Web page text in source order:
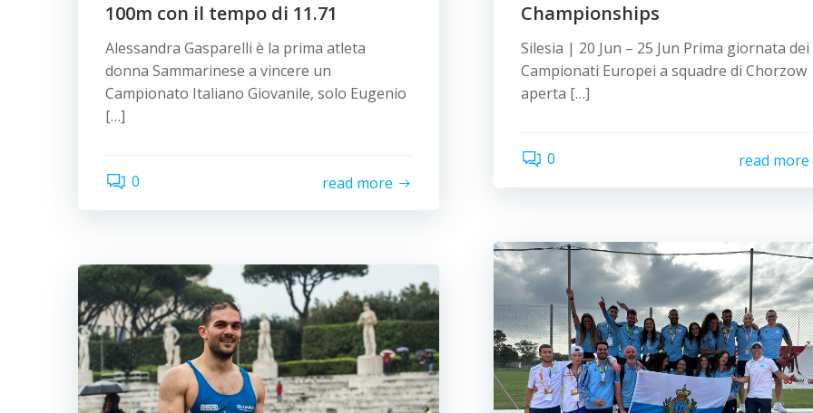
100m con il tempo di 11.71
Alessandra Gasparelli è la prima atleta
donna Sammarinese a vincere un
Campionato Italiano Giovanile, solo Eugenio
[…]
0 read more
Championships
Silesia | 20 Jun – 25 Jun Prima giornata dei
Campionati Europei a squadre di Chorzow
aperta […]
0 read more